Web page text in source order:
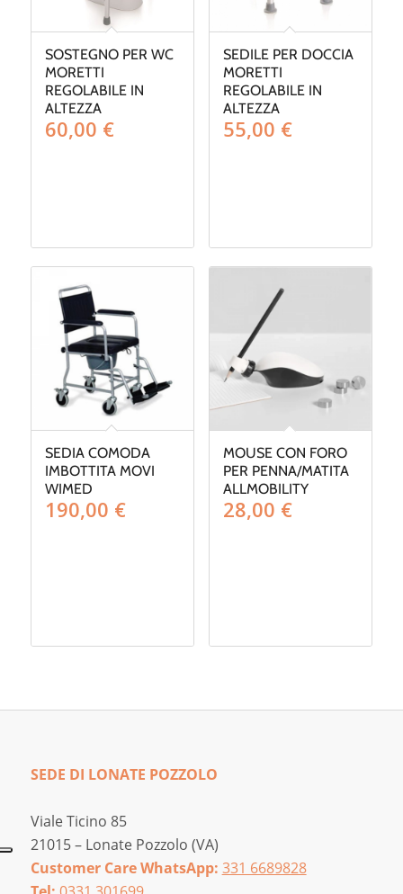
SOSTEGNO PER WC
MORETTI
REGOLABILE IN
ALTEZZA
60,00 €
SEDILE PER DOCCIA
MORETTI
REGOLABILE IN
ALTEZZA
55,00 €
SEDIA COMODA
IMBOTTITA MOVI
WIMED
190,00 €
MOUSE CON FORO
PER PENNA/MATITA
ALLMOBILITY
28,00 €
SEDE DI LONATE POZZOLO
Viale Ticino 85
21015 – Lonate Pozzolo (VA)
Customer Care WhatsApp: 331 6689828